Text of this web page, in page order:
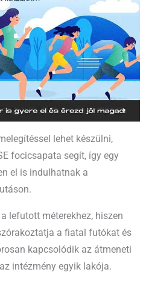
lehet készülni,
focicsapata segít, így egy
el is indulhatnak a
lefutott méterekhez, hiszen
a fiatal futókat és
kapcsolódik az átmeneti
intézmény egyik lakója.